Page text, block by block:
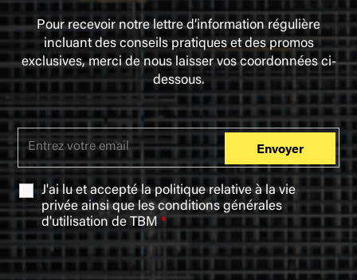
Pour recevoir notre lettre d’information régulière
incluant des conseils pratiques et des promos
exclusives, merci de nous laisser vos coordonnées ci-
dessous.
J'ai lu et accepté lapolitique relative à la vie
privéeainsi que lesconditions générales
d'utilisationde TBM*